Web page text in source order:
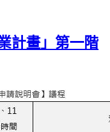
計畫」第一階